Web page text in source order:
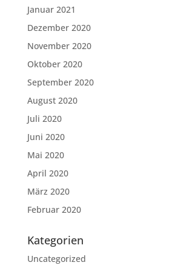
Januar 2021
Dezember 2020
November 2020
Oktober 2020
September 2020
August 2020
Juli 2020
Juni 2020
Mai 2020
April 2020
März 2020
Februar 2020
Kategorien
Uncategorized